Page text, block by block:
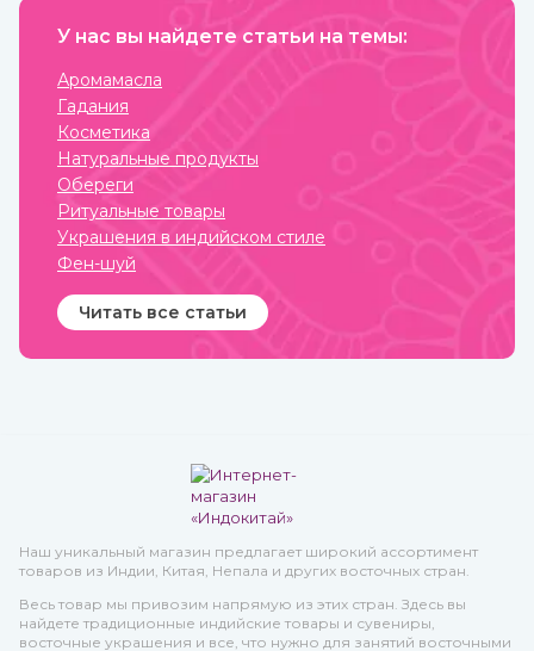
который подарит вам
маслом из-за весьма
У нас вы найдете статьи на темы:
Аромамасла
Гадания
Косметика
Натуральные продукты
Обереги
Ритуальные товары
Украшения в индийском стиле
Фен-шуй
Читать все статьи
Наш уникальный магазин предлагает широкий ассортимент
товаров из Индии, Китая, Непала и других восточных стран.
Весь товар мы привозим напрямую из этих стран. Здесь вы
найдете традиционные индийские товары и сувениры,
восточные украшения и все, что нужно для занятий восточными